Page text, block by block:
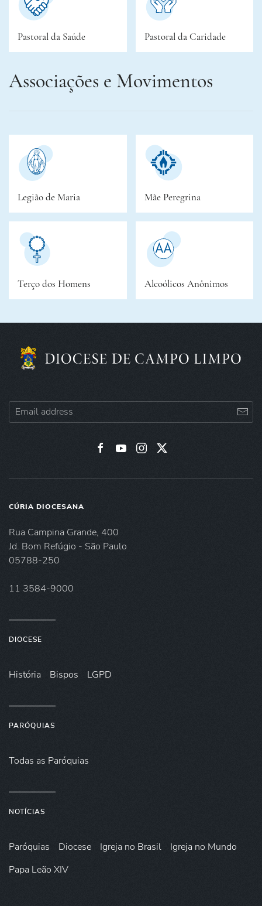
Pastoral da Saúde Pastoral da Caridade
Associações e Movimentos
Legião de Maria Mãe Peregrina
Terço dos Homens Alcoólicos Anônimos
CÚRIA DIOCESANA
Rua Campina Grande, 400
Jd. Bom Refúgio - São Paulo
05788-250
11 3584-9000
DIOCESE
História Bispos LGPD
PARÓQUIAS
Todas as Paróquias
NOTÍCIAS
Paróquias Diocese Igreja no Brasil
Igreja no Mundo
Papa Leão XIV